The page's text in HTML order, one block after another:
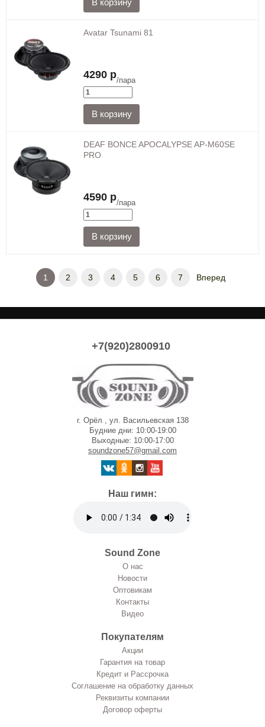
Avatar Tsunami 81
4290 р/пара
DEAF BONCE APOCALYPSE AP-M60SE
PRO
4590 р/пара
1 2 3 4 5 6 7 Вперед
+7(920)2800910
г. Орёл , ул. Васильевская 138
Будние дни: 10:00-19:00
Выходные: 10:00-17:00
soundzone57@gmail.com
Наш гимн:
Sound Zone
О нас
Новости
Оптовикам
Контакты
Видео
Покупателям
Акции
Гарантия на товар
Кредит и Рассрочка
Соглашение на обработку данных
Реквизиты компании
Договор оферты